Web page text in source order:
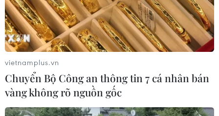
vietnamplus.vn
Chuyển Bộ Công an thông tin 7 cá nhân bán
vàng không rõ nguồn gốc